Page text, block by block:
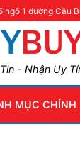
ngõ 1 đường Cầu
- Nhận Uy
MỤC CHÍNH